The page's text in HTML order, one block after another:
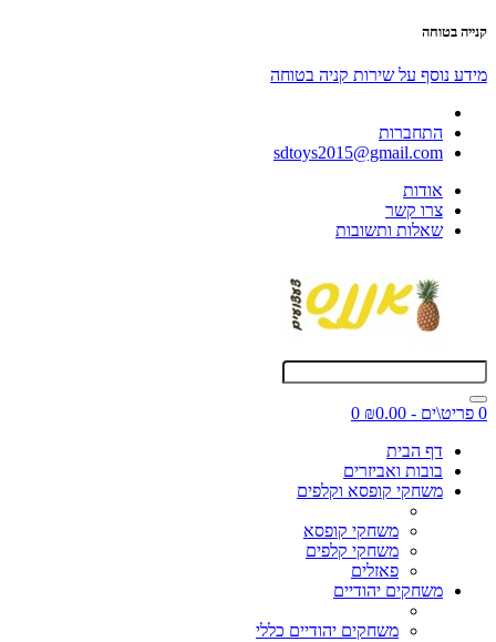
קנייה בטוחה
מידע נוסף על שירות קניה בטוחה
התחברות
sdtoys2015@gmail.com
אודות
צרו קשר
שאלות ותשובות
0 פריט\ים - ₪0.00
0
דף הבית
בובות ואביזרים
משחקי קופסא וקלפים
משחקי קופסא
משחקי קלפים
פאזלים
משחקים יהודיים
משחקים יהודיים כללי